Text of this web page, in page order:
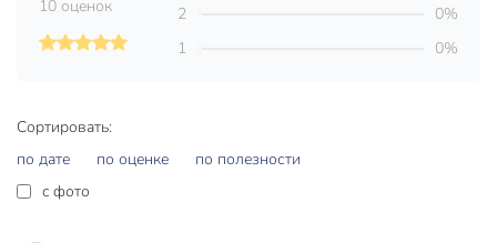
Оформите заказ сейчас и оцените преимущества
оригинальных женских носков Conte: быстрая доставка,
гарантия подлинности и поддержка экспертов по выбору
Частые вопросы:
Какой размер выбрать для женских носков Conte CE
CLASSIC?
Сортировать:
по дате
по оценке
по полезности
c фото
10 оценок 2
0%
1
0%